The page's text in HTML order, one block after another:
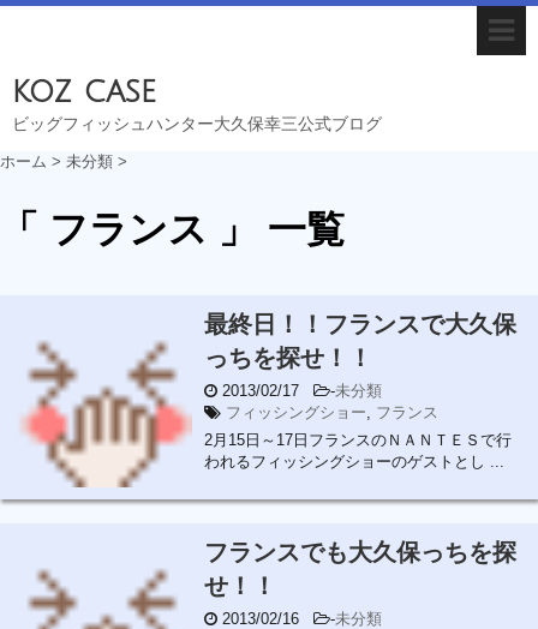
koz case
ビッグフィッシュハンター大久保幸三公式ブログ
ホーム > 未分類 >
「 フランス 」 一覧
最終日！！フランスで大久保
っちを探せ！！
2013/02/17 -未分類
フィッシングショー
フランス
2月15日～17日フランスのＮＡＮＴＥＳで行
われるフィッシングショーのゲストとし ...
フランスでも大久保っちを探
せ！！
2013/02/16 -未分類